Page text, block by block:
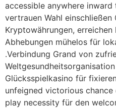
accessible anywhere
vertrauen Wahl einschließen
Kryptowährungen, erreichen
Abhebungen mühelos für
.Verbindung Grand von
Glücksspielkasino für
unfeigned victorious
play necessity für den